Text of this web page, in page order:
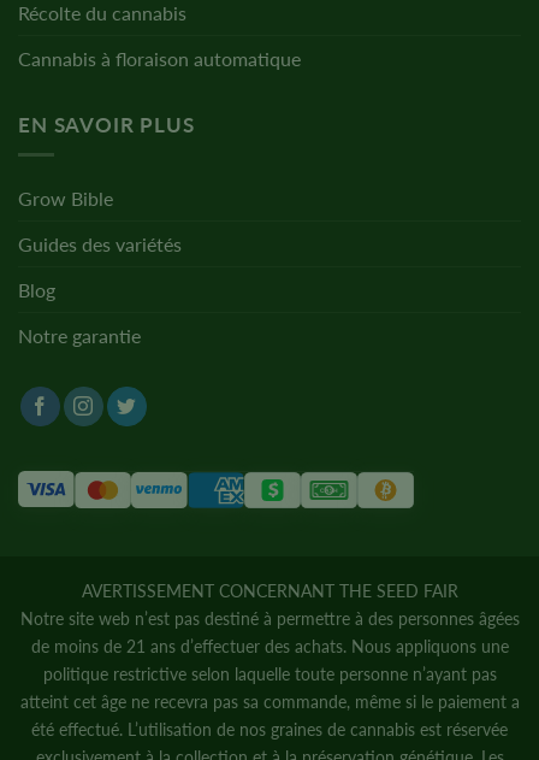
Récolte du cannabis
Cannabis à floraison automatique
EN SAVOIR PLUS
Grow Bible
Guides des variétés
Blog
Notre garantie
AVERTISSEMENT CONCERNANT THE SEED FAIR
Notre site web n’est pas destiné à permettre à des personnes âgées
de moins de 21 ans d’effectuer des achats. Nous appliquons une
politique restrictive selon laquelle toute personne n’ayant pas
atteint cet âge ne recevra pas sa commande, même si le paiement a
été effectué. L’utilisation de nos graines de cannabis est réservée